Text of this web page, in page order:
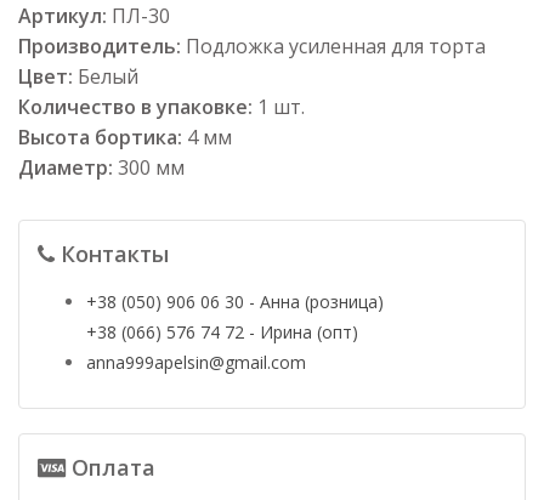
Артикул: ПЛ-30
Производитель: Подложка усиленная для торта
Цвет: Белый
Количество в упаковке: 1 шт.
Высота бортика: 4 мм
Диаметр: 300 мм
Контакты
+38 (050) 906 06 30 - Анна (розница)
+38 (066) 576 74 72 - Ирина (опт)
anna999apelsin@gmail.com
Оплата